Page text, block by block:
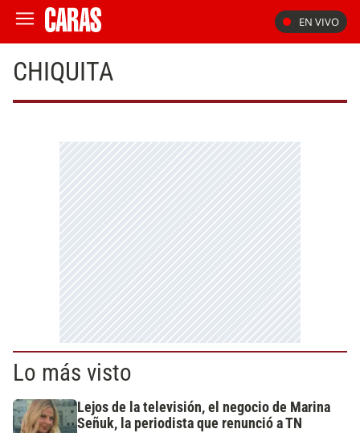
EN VIVO
CHIQUITA
Lo más visto
Lejos de la televisión, el negocio de Marina
Señuk, la periodista que renunció a TN